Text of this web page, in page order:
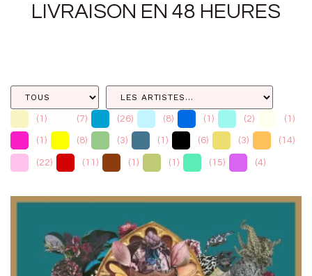
LIVRAISON EN 48 HEURES
(1 ) (7) (26) (8) (1 ) (2) (1 )
( 1 ) (8) (3) ( 1 ) (6) (3) ( 14)
(22) ( 11 ) ( 1 ) ( 1 ) ( 15) (4)